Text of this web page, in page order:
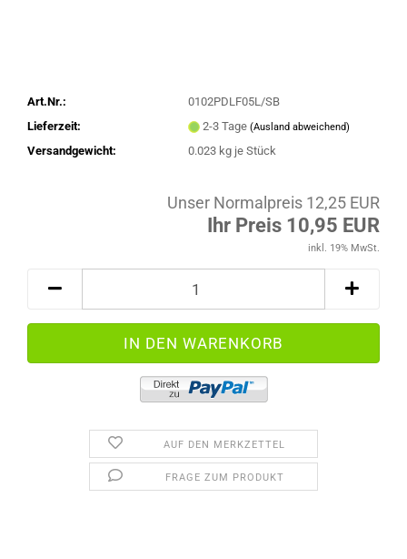
Art.Nr.:
0102PDLF05L/SB
Lieferzeit:
2-3 Tage (Ausland abweichend)
Versandgewicht: 0.023kg je Stück
Unser Normalpreis 12,25 EUR
Ihr Preis 10,95 EUR
inkl. 19% MwSt.
AUF DEN MERKZETTEL
FRAGE ZUM PRODUKT